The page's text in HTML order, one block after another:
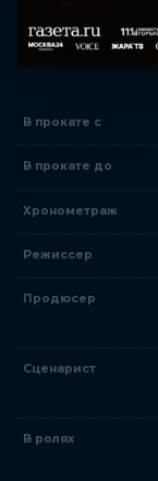
В прокате с
В прокате до
Хронометраж
Режиссер
Продюсер
Сценарист
В ролях